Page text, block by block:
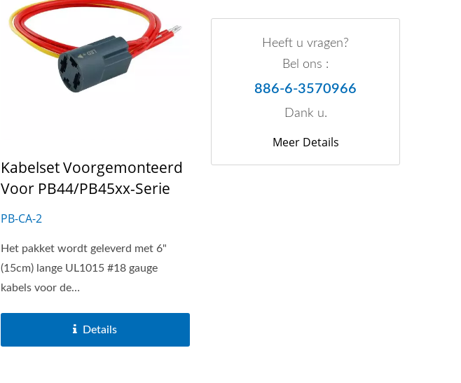
Kabelset Voorgemonteerd
Voor PB44/PB45xx-Serie
PB-CA-2
Het pakket wordt geleverd met 6"
(15cm) lange UL1015 #18 gauge
kabels voor de
Details
Heeft u vragen?
Bel ons :
886-6-3570966
Dank u.
Meer Details